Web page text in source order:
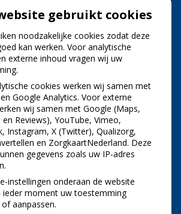
uur - 11.00 uur
Infomedics-mails over
rekening
Laat het veilig doen!
de basis voor een gezonde
in het buitenland? Wees op je
gemaakt in 2025? Check of
zijn
gebruikt cookies
noodzakelijke cookies zodat deze
kan werken. Voor analytische
externe inhoud vragen wij uw
cookies werken wij samen met
Google Analytics. Voor externe
wij samen met Google (Maps,
en Reviews), YouTube, Vimeo,
Instagram, X (Twitter), Qualizorg,
en ZorgkaartNederland. Deze
gegevens zoals uw IP-adres
instellingen onderaan de website
ieder moment uw toestemming
aanpassen.